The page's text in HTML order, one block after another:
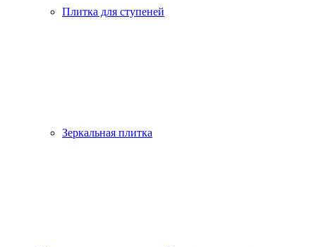
Плитка для ступеней
Зеркальная плитка